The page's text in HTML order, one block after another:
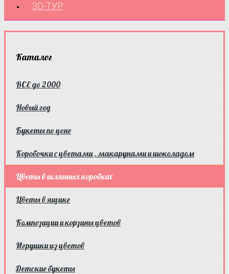
3D-ТУР
Каталог
ВСЕ до 2000
Новый год
Букеты по цене
Коробочки с цветами , макарунами и шоколадом
Цветы в шляпных коробках
Цветы в ящике
Композиции и корзины цветов
Игрушки из цветов
Детские букеты